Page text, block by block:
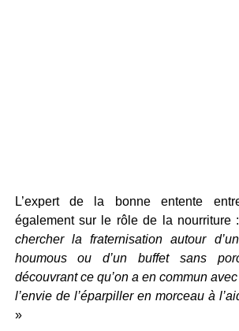
L’expert de la bonne entente
également sur le rôle de la
chercher la fraternisation autour
houmous ou d’un buffet sans
découvrant ce qu’on a en commun avec
l’envie de l’éparpiller en morceau à
»